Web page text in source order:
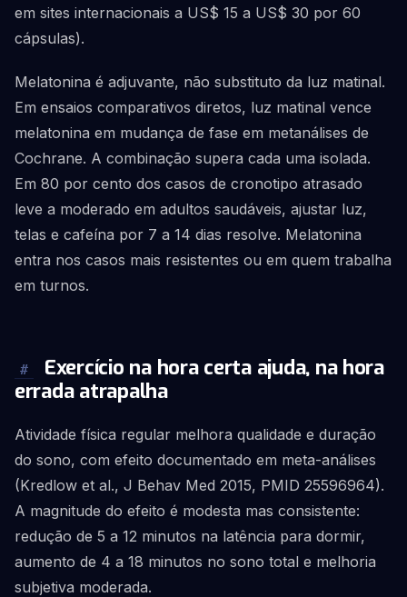
em sites internacionais a US$ 15 a US$ 30 por 60
cápsulas).
Melatonina é adjuvante, não substituto da luz matinal.
Em ensaios comparativos diretos, luz matinal vence
melatonina em mudança de fase em metanálises de
Cochrane. A combinação supera cada uma isolada.
Em 80 por cento dos casos de cronotipo atrasado
leve a moderado em adultos saudáveis, ajustar luz,
telas e cafeína por 7 a 14 dias resolve. Melatonina
entra nos casos mais resistentes ou em quem trabalha
em turnos.
#
Exercício na hora certa ajuda, na hora
errada atrapalha
Atividade física regular melhora qualidade e duração
do sono, com efeito documentado em meta-análises
(Kredlow et al., J Behav Med 2015, PMID 25596964).
A magnitude do efeito é modesta mas consistente:
redução de 5 a 12 minutos na latência para dormir,
aumento de 4 a 18 minutos no sono total e melhoria
subjetiva moderada.